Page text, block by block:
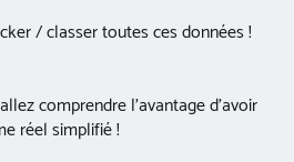
/ classer toutes ces données !
comprendre l’avantage d’avoir
réel simplifié !